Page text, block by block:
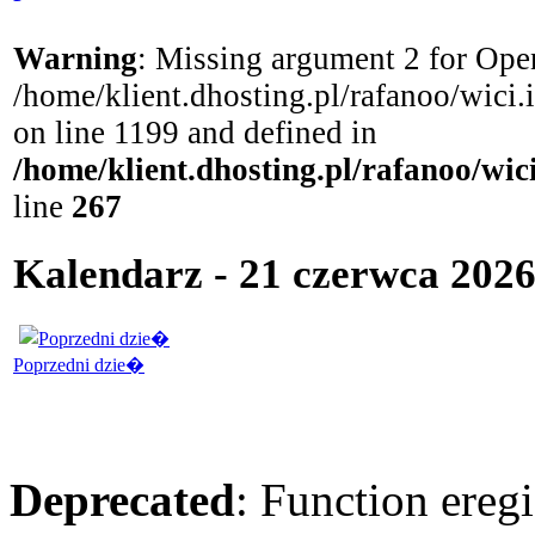
Warning: Missing argument 2 for
/home/klient.dhosting.pl/rafanoo/
on line 1199 and defined in
/home/klient.dhosting.pl/rafanoo/
line 267
Kalendarz - 21 czerwca
Poprzedni dzie�
Deprecated: Function